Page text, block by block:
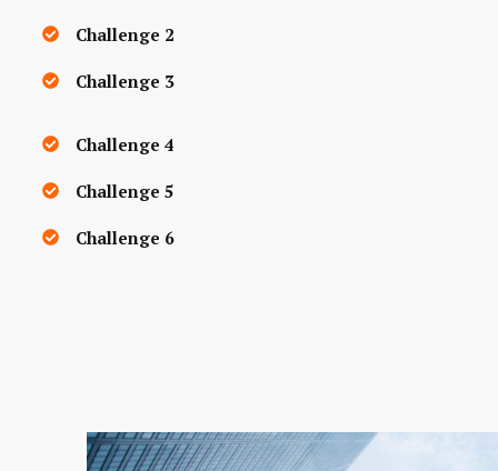
Challenge 2
Challenge 3
Challenge 4
Challenge 5
Challenge 6